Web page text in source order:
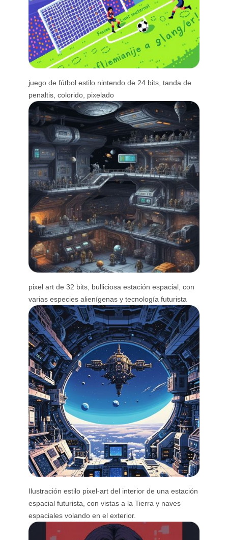
juego de fútbol estilo nintendo de 24 bits, tanda de
penaltis, colorido, pixelado
pixel art de 32 bits, bulliciosa estación espacial, con
varias especies alienígenas y tecnología futurista
Ilustración estilo pixel-art del interior de una estación
espacial futurista, con vistas a la Tierra y naves
espaciales volando en el exterior.